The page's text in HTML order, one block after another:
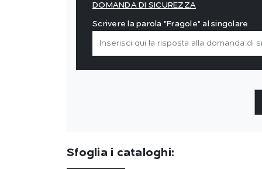
DOMANDA DI SICUREZZA
Scrivere la parola "Fragole" al singolare
Sfoglia i cataloghi: